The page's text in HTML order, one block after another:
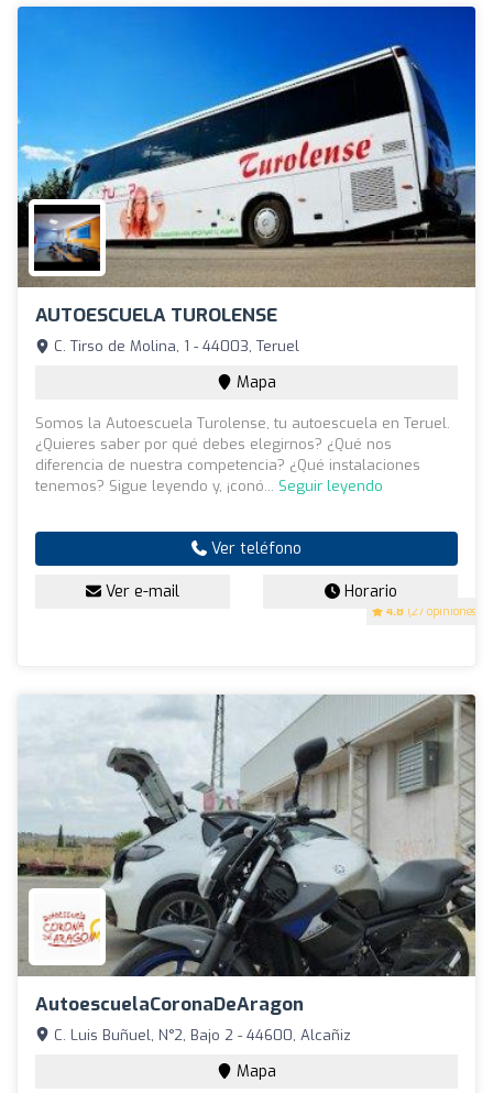
AUTOESCUELA TUROLENSE
4.8 (27 opiniones)
C. Tirso de Molina, 1 - 44003, Teruel
Mapa
Somos la Autoescuela Turolense, tu autoescuela en Teruel.
¿Quieres saber por qué debes elegirnos? ¿Qué nos
diferencia de nuestra competencia? ¿Qué instalaciones
tenemos? Sigue leyendo y, ¡conó... Seguir leyendo
Ver teléfono
Ver e-mail Horario
AutoescuelaCoronaDeAragon
C. Luis Buñuel, N°2, Bajo 2 - 44600, Alcañiz
Mapa